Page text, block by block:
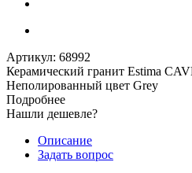
Артикул: 68992
Керамический гранит Estima
Неполированный цвет Grey
Подробнее
Нашли дешевле?
Описание
Задать вопрос